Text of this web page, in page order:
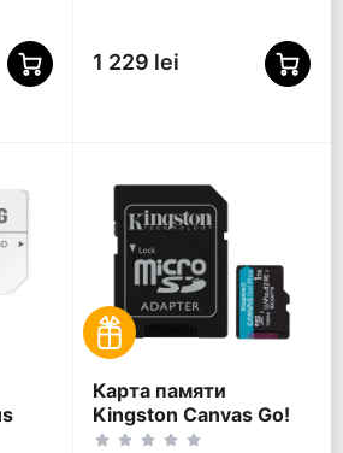
1 229 lei
Карта памяти
Kingston Canvas Go!
Plus, 1024Гб